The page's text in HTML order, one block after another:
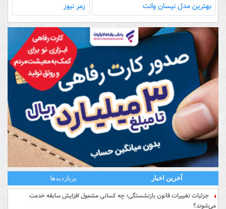
بهترین مدل‌ نیسان وانت زمر نیوز
آخرین اخبار پربازدیدها
جزئیات تغییرات قانون بازنشستگی؛ چه کسانی مشمول افزایش سابقه خدمت
می‌شوند؟